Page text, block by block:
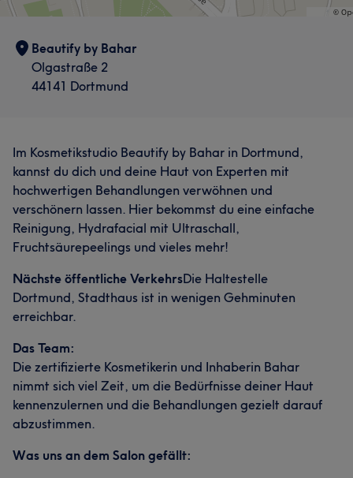
Beautify by Bahar
Olgastraße 2
44141 Dortmund
Im Kosmetikstudio Beautify by Bahar in Dortmund,
kannst du dich und deine Haut von Experten mit
hochwertigen Behandlungen verwöhnen und
verschönern lassen. Hier bekommst du eine einfache
Reinigung, Hydrafacial mit Ultraschall,
Fruchtsäurepeelings und vieles mehr!
Nächste öffentliche VerkehrsDie Haltestelle
Dortmund, Stadthaus ist in wenigen Gehminuten
erreichbar.
Das Team:
Die zertifizierte Kosmetikerin und Inhaberin Bahar
nimmt sich viel Zeit, um die Bedürfnisse deiner Haut
kennenzulernen und die Behandlungen gezielt darauf
abzustimmen.
Was uns an dem Salon gefällt: